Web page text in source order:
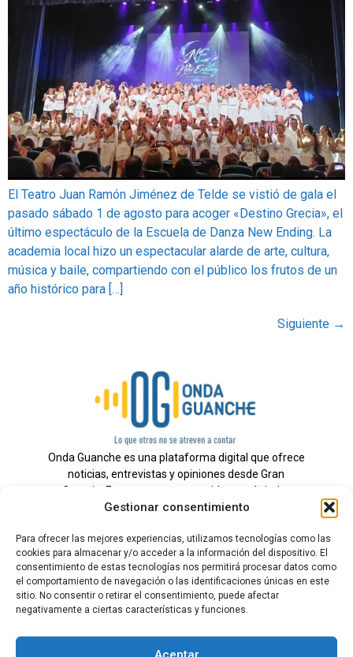
Gestionar consentimiento
Para ofrecer las mejores experiencias, utilizamos tecnologías como las
cookies para almacenar y/o acceder a la información del dispositivo. El
consentimiento de estas tecnologías nos permitirá procesar datos como
el comportamiento de navegación o las identificaciones únicas en este
sitio. No consentir o retirar el consentimiento, puede afectar
negativamente a ciertas características y funciones.
El Teatro Juan Ramón Jiménez de Telde se vistió de gala el
pasado sábado 1 de agosto para acoger «Destino Grecia», el
último espectáculo de la Escuela de Danza New Ending. La
academia local hizo un espectacular alarde de arte, cultura,
música y baile, compartiendo con el público los frutos de un
año histórico para […]
Siguiente →
Onda Guanche es una plataforma digital que ofrece
noticias, entrevistas y opiniones desde Gran
Canaria. Estamos comprometidos con brindar
información veraz y un periodismo independiente a
Todos los derechos reservados.
Radio
Contacto